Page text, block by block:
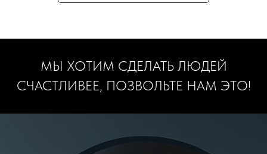
МЫ ХОТИМ СДЕЛАТЬ ЛЮДЕЙ
СЧАСТЛИВЕЕ, ПОЗВОЛЬТЕ НАМ ЭТО!